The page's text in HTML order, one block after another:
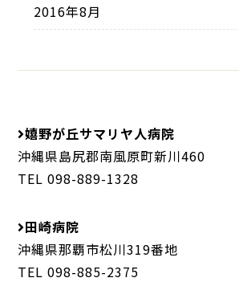
2016年8月
嬉野が丘サマリヤ人病院
沖縄県島尻郡南風原町新川460
TEL 098-889-1328
田崎病院
沖縄県那覇市松川319番地
TEL 098-885-2375